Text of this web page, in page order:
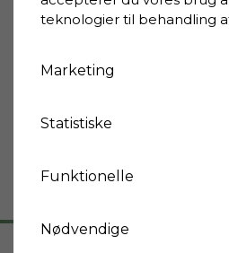
Have
teknologier til behandling
Marketing
Statistiske
Funktionelle
Nødvendige